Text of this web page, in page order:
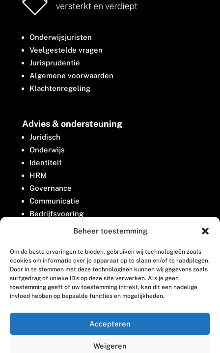
Beheer toestemming
Om de beste ervaringen te bieden, gebruiken wij technologieën zoals
cookies om informatie over je apparaat op te slaan en/of te raadplegen.
Door in te stemmen met deze technologieën kunnen wij gegevens zoals
surfgedrag of unieke ID's op deze site verwerken. Als je geen
toestemming geeft of uw toestemming intrekt, kan dit een nadelige
invloed hebben op bepaalde functies en mogelijkheden.
Accepteren
Weigeren
Onderwijsjuristen
Veelgestelde vragen
Jurisprudentie
Algemene voorwaarden
Klachtenregeling
Advies & ondersteuning
Juridisch
Onderwijs
Identiteit
HRM
Governance
Communicatie
Bedrijfsvoering
Belangenbehartiging
Contact
Houttuinlaan 8
3447 GM Woerden